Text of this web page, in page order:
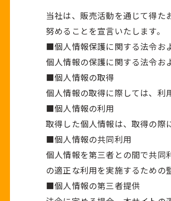
当社は、販売活動を通じて得
努めることを宣言いたします。
■個人情報保護に関する法令お
個人情報の保護に関する法令お
■個人情報の取得
個人情報の取得に際しては、利
■個人情報の利用
取得した個人情報は、取得の際
■個人情報の共同利用
個人情報を第三者との間で共同
の適正な利用を実施するための
■個人情報の第三者提供